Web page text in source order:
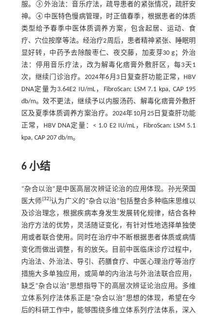
服。③外治法：音乐疗法，疏导患者的紧张情况，疏肝安
神。④中医特色慢病管理，时正值春季，根据患者的体质
类型给予春季中医体质调养方案，包含起居、运动、食
疗、穴位按摩等法。经治疗2周后，患者精神紧张、睡眠明
显好转，中药予去除酸枣仁、夜交藤，加麦芽30 g；外治
法：停用音乐疗法，改为解毒化痞膏外敷肝区，每3天1
次，继续门诊治疗。2024年6月3日复查肝功能正常，HBV
DNA定量为3.64E2 IU/mL，FibroScan: LSM 7.1 kpa, CAP 195
db/m。效不更法，继续予以内服汤药、解毒化痞膏外敷肝
区及夏季体质调养方案治疗。2024年10月25日复查肝功能
正常，HBV DNA定量：< 1.0 E2 IU/mL，FibroScan: LSM 5.1
kpa, CAP 207 db/m。
6 小结
“杂合以治”是中医高层次辨证论治的应用体现。孙光荣国
医大师 [32]认为广义的“杂合以治”包括整合多种临床思维以
及诊治理念，根据疾病本身发生发展转化规律，结合各种
治疗方法的优势，灵活随证变化，有针对性地选择单独使
用或者联合使用。同时在治疗中不断根据患者体质或病情
变化而做出调整，有的放矢。目前中医临床诊疗过程中，
内治法、外治法、导引、药膳食疗、中医心理治疗等治疗
措施大多单独应用，或简单的内治法与外治法联合应用，
缺乏“杂合以治”思想指导下的高层次辨证论治应用。多维
立体系列疗法体系正是“杂合以治”思想的体现，希望在今
后的科研工作中，能够围绕多维立体系列疗法体系，深入